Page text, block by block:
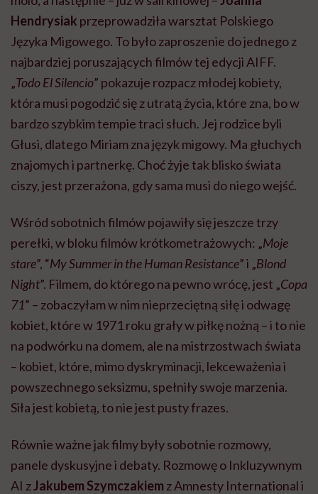
Hendrysiak przeprowadziła warsztat Polskiego
Języka Migowego. To było zaproszenie do jednego z
najbardziej poruszających filmów tej edycji AIFF.
„Todo El Silencio” pokazuje rozpacz młodej kobiety,
która musi pogodzić się z utratą życia, które zna, bo w
bardzo szybkim tempie traci słuch. Jej rodzice byli
Głusi, dlatego Miriam zna język migowy. Ma głuchych
znajomych i partnerkę. Choć żyje tak blisko świata
ciszy, jest przerażona, gdy sama musi do niego wejść.
Wśród sobotnich filmów pojawiły się jeszcze trzy
perełki, w bloku filmów krótkometrażowych: „Moje
stare”, “My Summer in the Human Resistance” i „Blond
Night”. Filmem, do którego na pewno wrócę, jest „Copa
71” – zobaczyłam w nim nieprzeciętną siłę i odwagę
kobiet, które w 1971 roku grały w piłkę nożną – i to nie
na podwórku na domem, ale na mistrzostwach świata
– kobiet, które, mimo dyskryminacji, lekceważenia i
powszechnego seksizmu, spełniły swoje marzenia.
Siła jest kobietą, to nie jest pusty frazes.
Równie ważne jak filmy były sobotnie rozmowy,
panele dyskusyjne i debaty. Rozmowę o Inkluzywnym
AI zJakubem Szymczakiem z Amnesty International i